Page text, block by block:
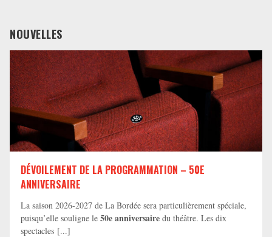
NOUVELLES
DÉVOILEMENT DE LA PROGRAMMATION – 50E
ANNIVERSAIRE
La saison 2026-2027 de La Bordée sera particulièrement spéciale,
puisqu’elle souligne le 50e anniversaire du théâtre. Les dix
spectacles [...]